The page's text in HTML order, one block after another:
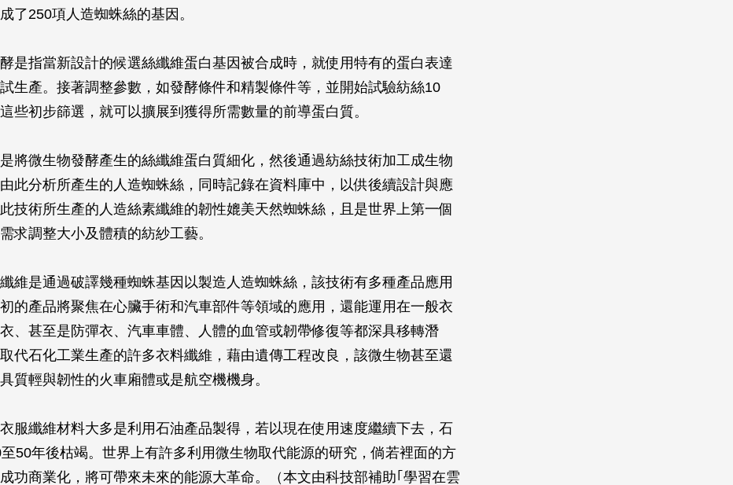
了250項人造蜘蛛絲的基因。
是指當新設計的候選絲纖維蛋白基因被合成時，就使用特有的蛋白表達
生產。接著調整參數，如發酵條件和精製條件等，並開始試驗紡絲10
些初步篩選，就可以擴展到獲得所需數量的前導蛋白質。
將微生物發酵產生的絲纖維蛋白質細化，然後通過紡絲技術加工成生物
此分析所產生的人造蜘蛛絲，同時記錄在資料庫中，以供後續設計與應
技術所生產的人造絲素纖維的韌性媲美天然蜘蛛絲，且是世界上第一個
求調整大小及體積的紡紗工藝。
維是通過破譯幾種蜘蛛基因以製造人造蜘蛛絲，該技術有多種產品應用
的產品將聚焦在心臟手術和汽車部件等領域的應用，還能運用在一般衣
、甚至是防彈衣、汽車車體、人體的血管或韌帶修復等都深具移轉潛
代石化工業生產的許多衣料纖維，藉由遺傳工程改良，該微生物甚至還
質輕與韌性的火車廂體或是航空機機身。
服纖維材料大多是利用石油產品製得，若以現在使用速度繼續下去，石
50年後枯竭。世界上有許多利用微生物取代能源的研究，倘若裡面的方
功商業化，將可帶來未來的能源大革命。（本文由科技部補助｢學習在雲